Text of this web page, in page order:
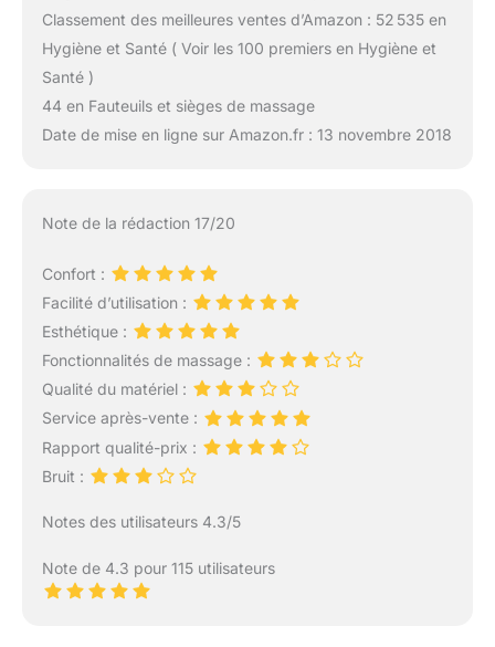
Classement des meilleures ventes d’Amazon : 52 535 en
Hygiène et Santé ( Voir les 100 premiers en Hygiène et
Santé )
44 en Fauteuils et sièges de massage
Date de mise en ligne sur Amazon.fr : 13 novembre 2018
Note de la rédaction 17/20
Confort :
Facilité d’utilisation :
Esthétique :
Fonctionnalités de massage :
Qualité du matériel :
Service après-vente :
Rapport qualité-prix :
Bruit :
Notes des utilisateurs 4.3/5
Note de 4.3 pour 115 utilisateurs